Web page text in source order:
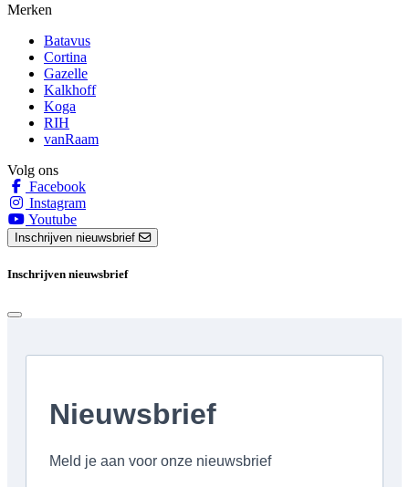
Merken
Batavus
Cortina
Gazelle
Kalkhoff
Koga
RIH
vanRaam
Volg ons
Facebook
Instagram
Youtube
Inschrijven nieuwsbrief
Inschrijven nieuwsbrief